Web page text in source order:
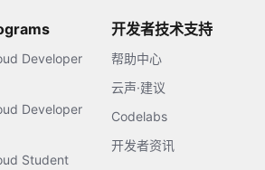
Developer
Developer
Student
开发者技术支持
帮助中心
云声·建议
Codelabs
开发者资讯